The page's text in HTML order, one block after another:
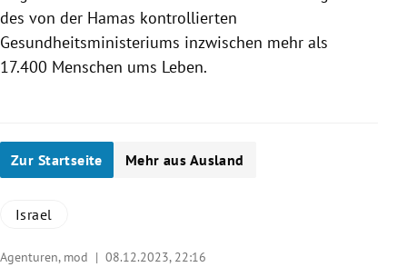
des von der Hamas kontrollierten
Gesundheitsministeriums inzwischen mehr als
17.400 Menschen ums Leben.
Zur Startseite Mehr aus Ausland
Israel
Agenturen, mod | 08.12.2023, 22:16